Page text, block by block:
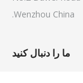
Wenzhou China.
ما را دنبال کنید